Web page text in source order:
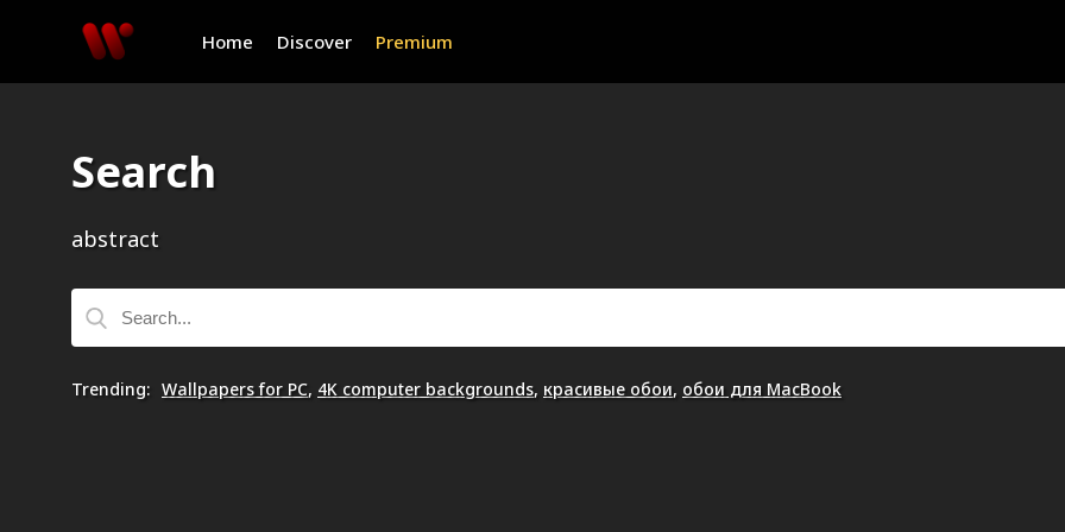
Home Discover Premium
Search
abstract
Trending: Wallpapers for PC, 4K computer backgrounds, красивые обои, обои для MacBook